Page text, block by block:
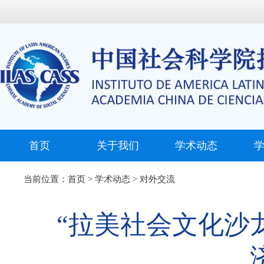
首页 关于我们 学术动态
当前位置： 首页 > 学术动态 > 对外交流
“拉美社会文化沙